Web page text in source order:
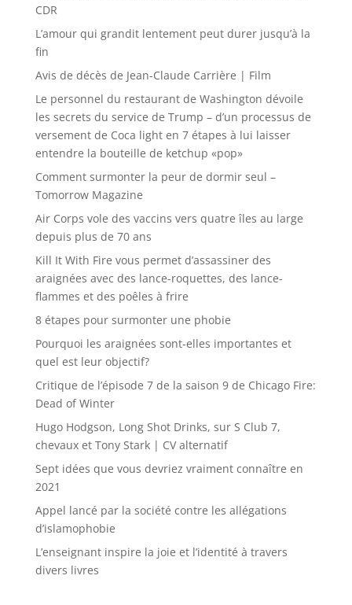
CDR
L’amour qui grandit lentement peut durer jusqu’à la
fin
Avis de décès de Jean-Claude Carrière | Film
Le personnel du restaurant de Washington dévoile
les secrets du service de Trump – d’un processus de
versement de Coca light en 7 étapes à lui laisser
entendre la bouteille de ketchup «pop»
Comment surmonter la peur de dormir seul –
Tomorrow Magazine
Air Corps vole des vaccins vers quatre îles au large
depuis plus de 70 ans
Kill It With Fire vous permet d’assassiner des
araignées avec des lance-roquettes, des lance-
flammes et des poêles à frire
8 étapes pour surmonter une phobie
Pourquoi les araignées sont-elles importantes et
quel est leur objectif?
Critique de l’épisode 7 de la saison 9 de Chicago Fire:
Dead of Winter
Hugo Hodgson, Long Shot Drinks, sur S Club 7,
chevaux et Tony Stark | CV alternatif
Sept idées que vous devriez vraiment connaître en
2021
Appel lancé par la société contre les allégations
d’islamophobie
L’enseignant inspire la joie et l’identité à travers
divers livres